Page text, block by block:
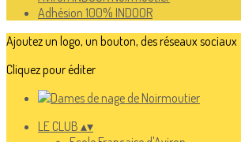
Adhésion 100% INDOOR
Ajoutez un logo, un bouton, des réseaux sociaux
Cliquez pour éditer
LE CLUB ▴▾